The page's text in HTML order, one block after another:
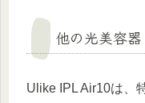
他の光美容
Ulike IPL Air10は、